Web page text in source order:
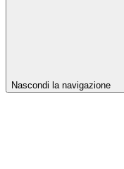
Nascondi la navigazione